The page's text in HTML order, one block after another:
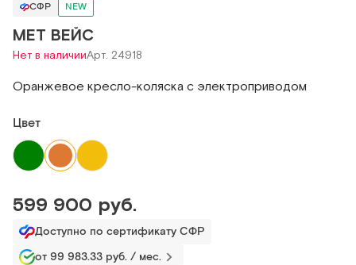
СФР NEW
MET ВЕЙС
Нет в наличииАрт. 24918
Оранжевое кресло-коляска с электроприводом
Цвет
599 900 руб.
Доступно по сертификату СФР
от 99 983.33 руб. / мес.